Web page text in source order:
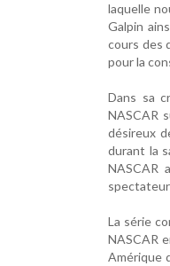
laquelle
Galpin
cours des
pour la
Dans sa
NASCAR
désireux
durant la
NASCAR
La série
NASCAR
Amérique